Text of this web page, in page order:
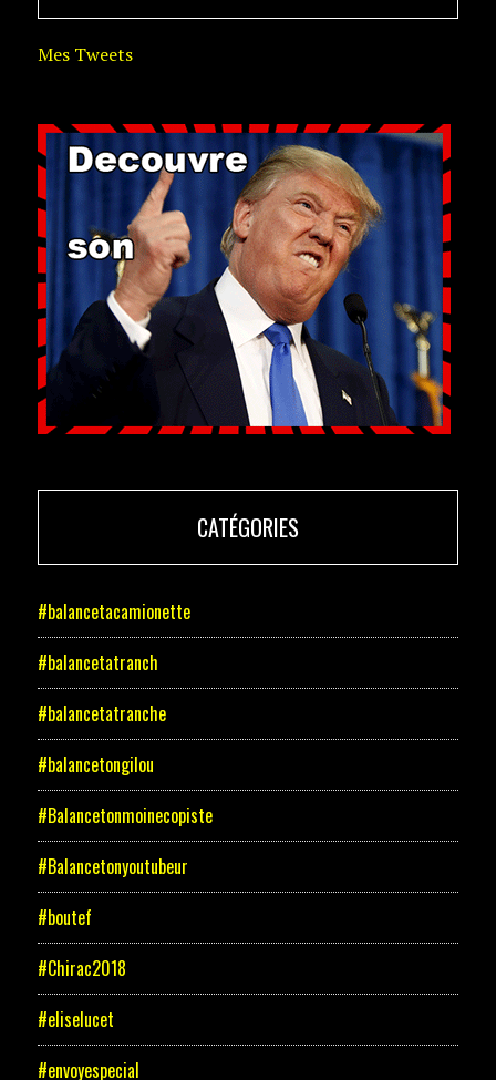
Mes Tweets
CATÉGORIES
#balancetacamionette
#balancetatranch
#balancetatranche
#balancetongilou
#Balancetonmoinecopiste
#Balancetonyoutubeur
#boutef
#Chirac2018
#eliselucet
#envoyespecial